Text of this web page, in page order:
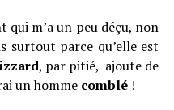
qui m’a un peu déçu, non
surtout parce qu’elle est
, par pitié, ajoute de
un homme comblé!